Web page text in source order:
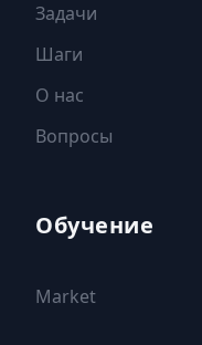
Задачи
Шаги
О нас
Вопросы
Обучение
Market